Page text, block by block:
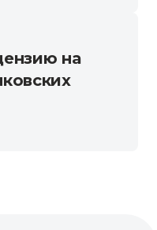
на